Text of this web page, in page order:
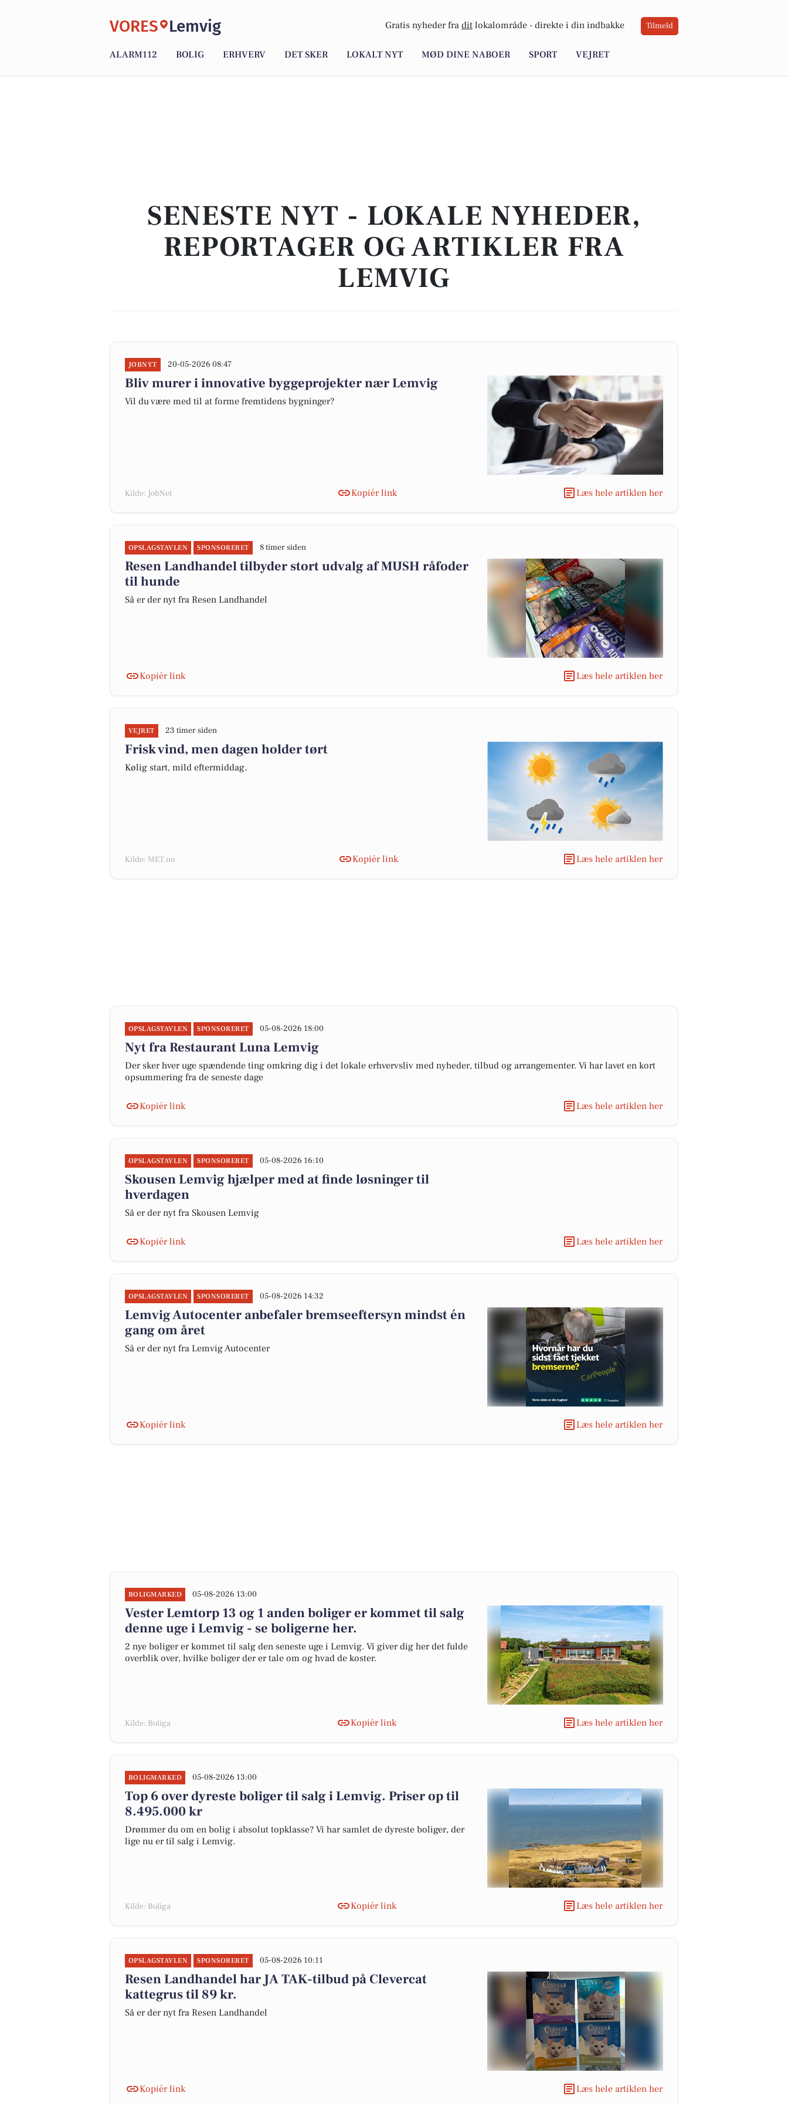
VORES Lemvig Gratis nyheder fra dit lokalområde - direkte i din indbakke Tilmeld
ALARM112 BOLIG ERHVERV DET SKER LOKALT NYT MØD DINE NABOER SPORT VEJRET
SENESTE NYT - LOKALE NYHEDER,
REPORTAGER OG ARTIKLER FRA
LEMVIG
JOBNYT 20-05-2026 08:47
Bliv murer i innovative byggeprojekter nær Lemvig
Vil du være med til at forme fremtidens bygninger?
Kilde: JobNet Kopiér link Læs hele artiklen her
OPSLAGSTAVLEN SPONSORERET 8 timer siden
Resen Landhandel tilbyder stort udvalg af MUSH råfoder
til hunde
Så er der nyt fra Resen Landhandel
Kopiér link Læs hele artiklen her
VEJRET 23 timer siden
Frisk vind, men dagen holder tørt
Kølig start, mild eftermiddag.
Kilde: MET.no Kopiér link Læs hele artiklen her
OPSLAGSTAVLEN SPONSORERET 05-08-2026 18:00
Nyt fra Restaurant Luna Lemvig
Der sker hver uge spændende ting omkring dig i det lokale erhvervsliv med nyheder, tilbud og arrangementer. Vi har lavet en kort
opsummering fra de seneste dage
Kopiér link Læs hele artiklen her
OPSLAGSTAVLEN SPONSORERET 05-08-2026 16:10
Skousen Lemvig hjælper med at finde løsninger til
hverdagen
Så er der nyt fra Skousen Lemvig
Kopiér link Læs hele artiklen her
OPSLAGSTAVLEN SPONSORERET 05-08-2026 14:32
Lemvig Autocenter anbefaler bremseeftersyn mindst én
gang om året
Så er der nyt fra Lemvig Autocenter
Kopiér link Læs hele artiklen her
BOLIGMARKED 05-08-2026 13:00
Vester Lemtorp 13 og 1 anden boliger er kommet til salg
denne uge i Lemvig - se boligerne her.
2 nye boliger er kommet til salg den seneste uge i Lemvig. Vi giver dig her det fulde
overblik over, hvilke boliger der er tale om og hvad de koster.
Kilde: Boliga Kopiér link Læs hele artiklen her
BOLIGMARKED 05-08-2026 13:00
Top 6 over dyreste boliger til salg i Lemvig. Priser op til
8.495.000 kr
Drømmer du om en bolig i absolut topklasse? Vi har samlet de dyreste boliger, der
lige nu er til salg i Lemvig.
Kilde: Boliga Kopiér link Læs hele artiklen her
OPSLAGSTAVLEN SPONSORERET 05-08-2026 10:11
Resen Landhandel har JA TAK-tilbud på Clevercat
kattegrus til 89 kr.
Så er der nyt fra Resen Landhandel
Kopiér link Læs hele artiklen her